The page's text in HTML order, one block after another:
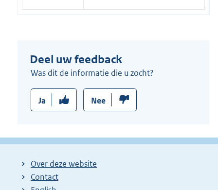
Deel uw feedback
Was dit de informatie die u zocht?
Ja Nee
Over deze website
Contact